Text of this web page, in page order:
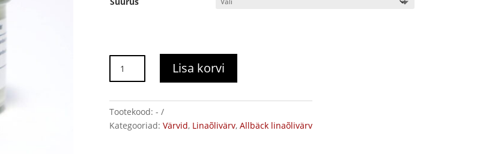
36,20€
tsinkvalge
kogus
Lisa korvi
Tootekood: -
Kategooriad: Värvid, Linaõlivärv, Allbäck linaõlivärv